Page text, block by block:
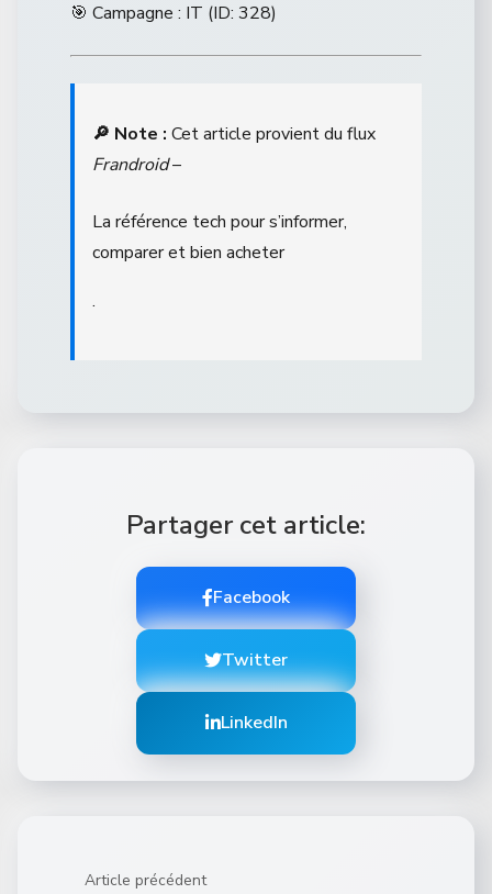
🎯 Campagne : IT (ID: 328)
🔎 Note : Cet article provient du flux
Frandroid–
La référence tech pour s’informer,
comparer et bien acheter
.
Partager cet article:
Facebook
Twitter
LinkedIn
Article précédent